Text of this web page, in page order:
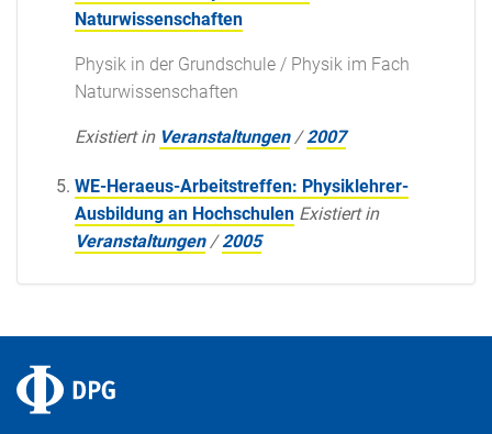
Naturwissenschaften
Physik in der Grundschule / Physik im Fach
Naturwissenschaften
Existiert in Veranstaltungen /2007
WE-Heraeus-Arbeitstreffen: Physiklehrer-
Ausbildung an Hochschulen Existiert in
Veranstaltungen /2005